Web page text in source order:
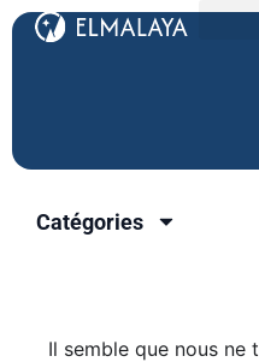
Catégories
Il semble que nous ne